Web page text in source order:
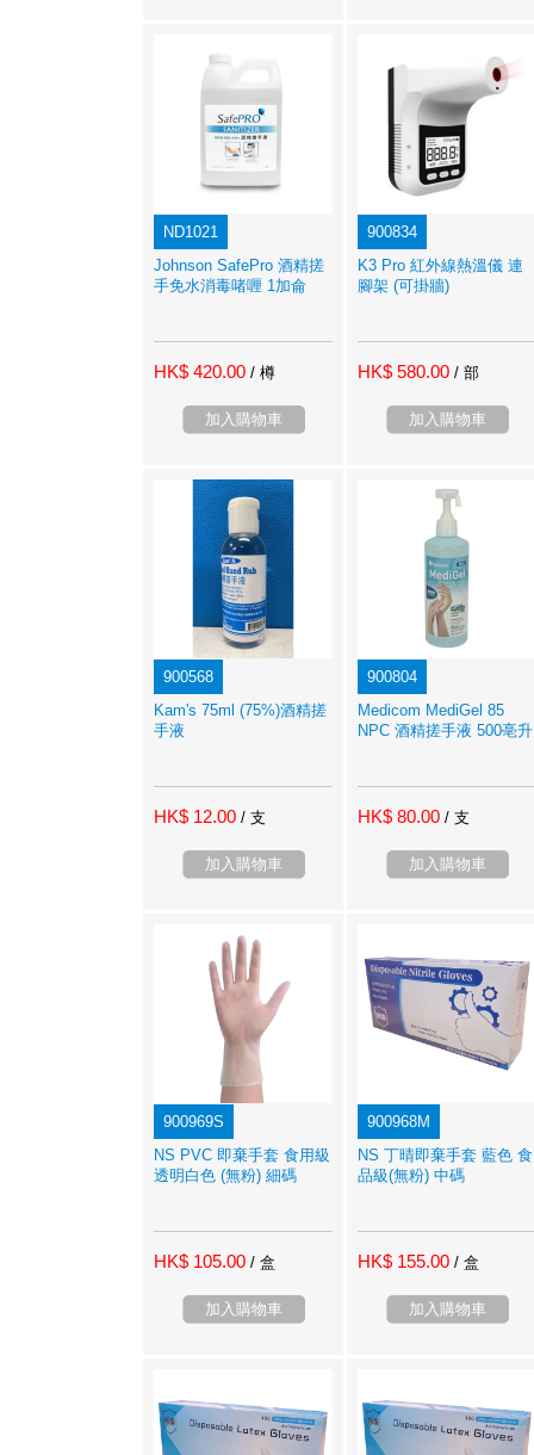
ND1021
Johnson SafePro 酒精搓
手免水消毒啫喱 1加侖
HK$ 420.00 / 樽
加入購物車
900834
K3 Pro 紅外線熱溫儀 連
腳架 (可掛牆)
HK$ 580.00 / 部
加入購物車
900568
Kam's 75ml (75%)酒精搓
手液
HK$ 12.00 / 支
加入購物車
900804
Medicom MediGel 85
NPC 酒精搓手液 500亳升
HK$ 80.00 / 支
加入購物車
900969S
NS PVC 即棄手套 食用級
透明白色 (無粉) 細碼
HK$ 105.00 / 盒
加入購物車
900968M
NS 丁晴即棄手套 藍色 食
品級(無粉) 中碼
HK$ 155.00 / 盒
加入購物車